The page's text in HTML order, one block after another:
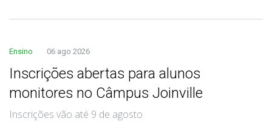
Ensino 06 ago 2026
Inscrições abertas para alunos
monitores no Câmpus Joinville
Inscrições vão até 9 de agosto